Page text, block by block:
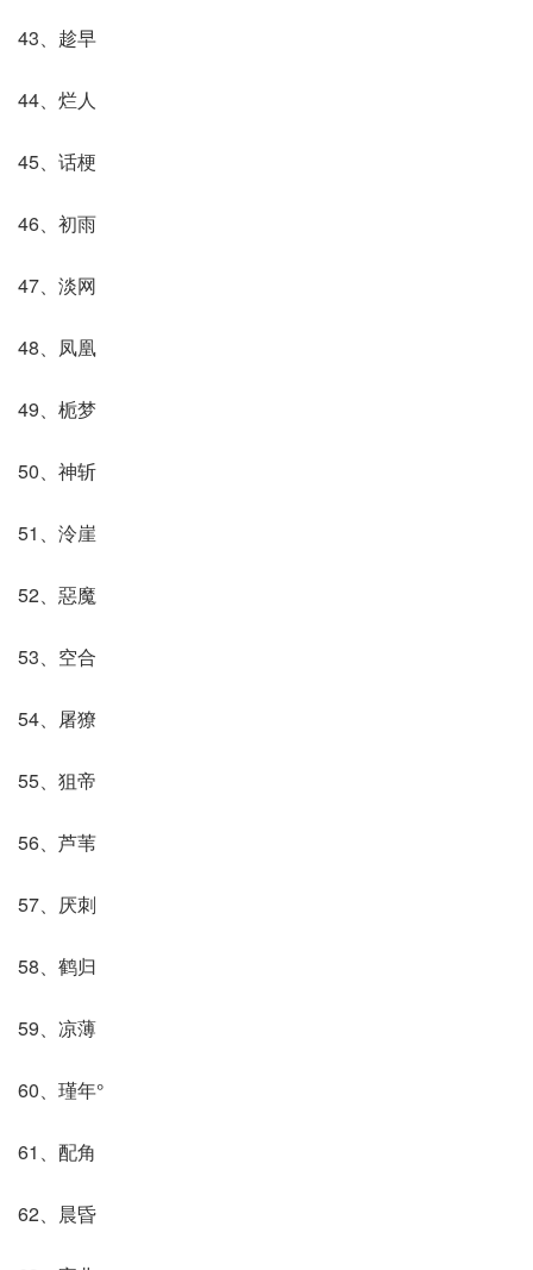
43、趁早
44、烂人
45、话梗
46、初雨
47、淡网
48、凤凰
49、栀梦
50、神斩
51、泠崖
52、惡魔
53、空合
54、屠獠
55、狙帝
56、芦苇
57、厌刺
58、鹤归
59、凉薄
60、瑾年°
61、配角
62、晨昏